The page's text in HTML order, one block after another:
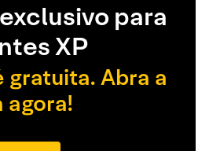
para
XP
gratuita. Abra a
agora!